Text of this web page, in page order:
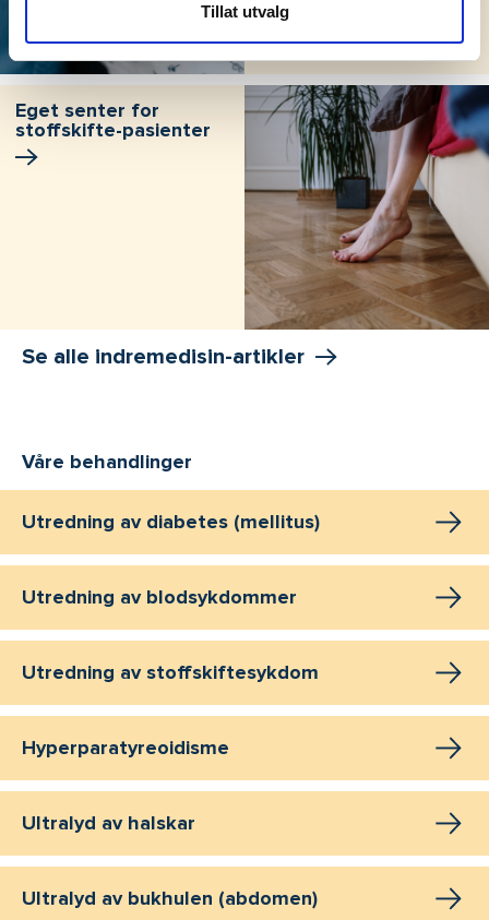
Tillat utvalg
Eget senter for
stoffskifte-pasienter
Se alle indremedisin-artikler
Våre behandlinger
Utredning av diabetes (mellitus)
Utredning av blodsykdommer
Utredning av stoffskiftesykdom
Hyperparatyreoidisme
Ultralyd av halskar
Ultralyd av bukhulen (abdomen)